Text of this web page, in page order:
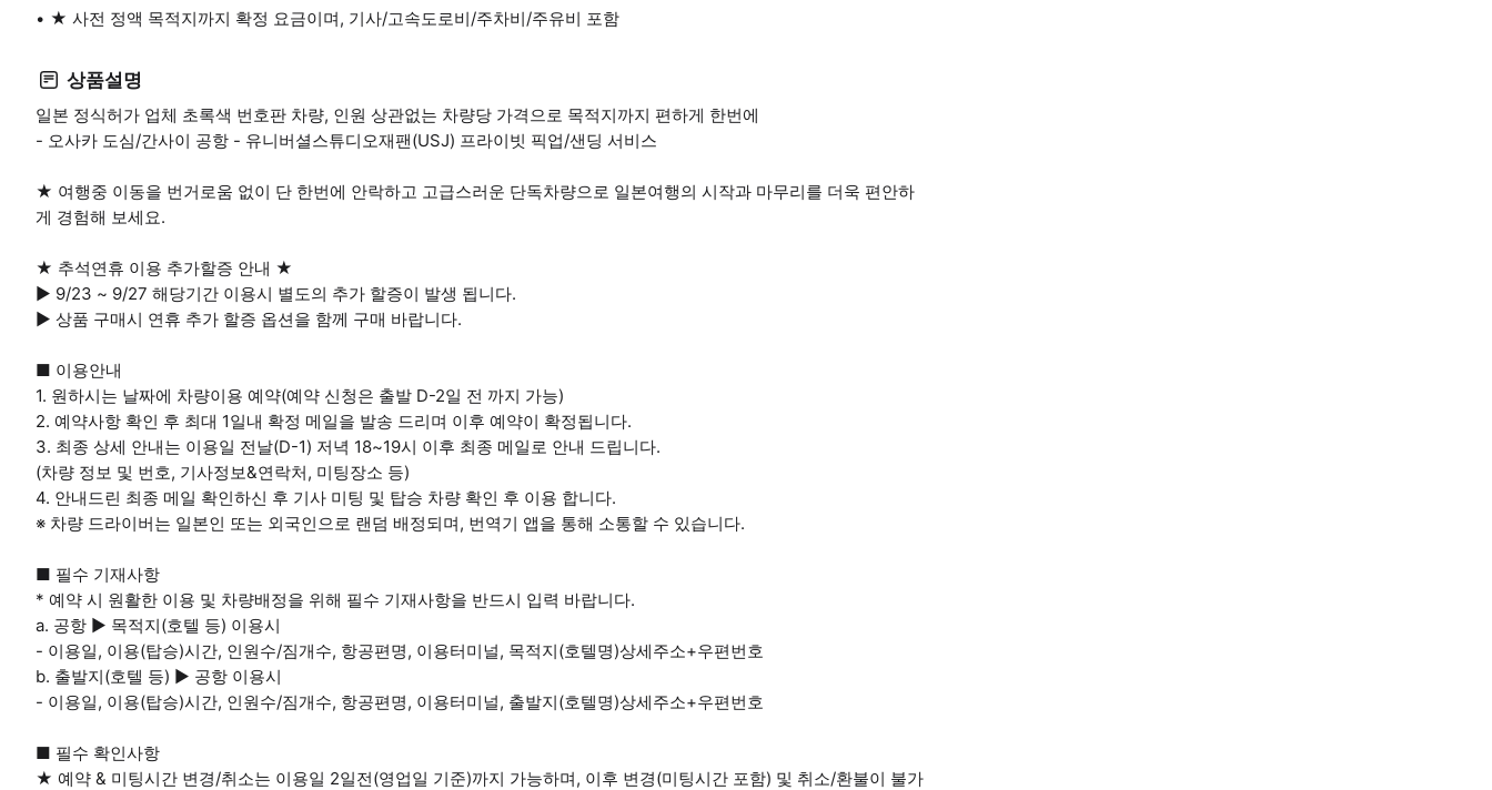
★ 사전 정액 목적지까지 확정 요금이며, 기사/고속도로비/주차비/주유비 포함
상품설명
일본 정식허가 업체 초록색 번호판 차량, 인원 상관없는 차량당 가격으로 목적지까지 편하게 한번에
- 오사카 도심/간사이 공항 - 유니버셜스튜디오재팬(USJ) 프라이빗 픽업/샌딩 서비스
★ 여행중 이동을 번거로움 없이 단 한번에 안락하고 고급스러운 단독차량으로 일본여행의 시작과 마무리를 더욱 편안하
게 경험해 보세요.
★ 추석연휴 이용 추가할증 안내 ★
▶ 9/23 ~ 9/27 해당기간 이용시 별도의 추가 할증이 발생 됩니다.
▶ 상품 구매시 연휴 추가 할증 옵션을 함께 구매 바랍니다.
■ 이용안내
1. 원하시는 날짜에 차량이용 예약(예약 신청은 출발 D-2일 전 까지 가능)
2. 예약사항 확인 후 최대 1일내 확정 메일을 발송 드리며 이후 예약이 확정됩니다.
3. 최종 상세 안내는 이용일 전날(D-1) 저녁 18~19시 이후 최종 메일로 안내 드립니다.
(차량 정보 및 번호, 기사정보&연락처, 미팅장소 등)
4. 안내드린 최종 메일 확인하신 후 기사 미팅 및 탑승 차량 확인 후 이용 합니다.
※ 차량 드라이버는 일본인 또는 외국인으로 랜덤 배정되며, 번역기 앱을 통해 소통할 수 있습니다.
■ 필수 기재사항
* 예약 시 원활한 이용 및 차량배정을 위해 필수 기재사항을 반드시 입력 바랍니다.
a. 공항 ▶ 목적지(호텔 등) 이용시
- 이용일, 이용(탑승)시간, 인원수/짐개수, 항공편명, 이용터미널, 목적지(호텔명)상세주소+우편번호
b. 출발지(호텔 등) ▶ 공항 이용시
- 이용일, 이용(탑승)시간, 인원수/짐개수, 항공편명, 이용터미널, 출발지(호텔명)상세주소+우편번호
■ 필수 확인사항
★ 예약 & 미팅시간 변경/취소는 이용일 2일전(영업일 기준)까지 가능하며, 이후 변경(미팅시간 포함) 및 취소/환불이 불가